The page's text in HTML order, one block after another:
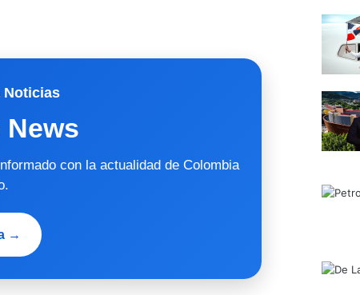
Noticias
News
con la actualidad de Colombia
→